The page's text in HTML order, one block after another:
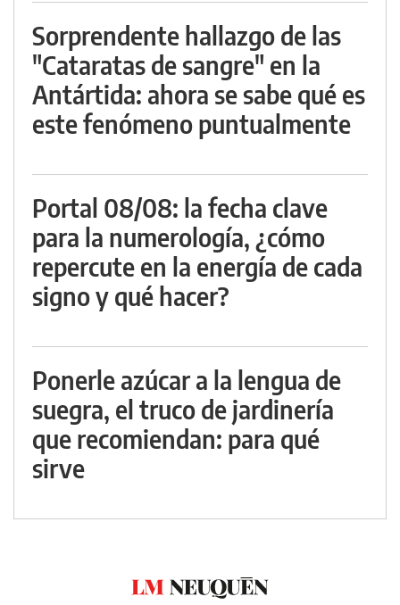
Sorprendente hallazgo de las
"Cataratas de sangre" en la
Antártida: ahora se sabe qué es
este fenómeno puntualmente
Portal 08/08: la fecha clave
para la numerología, ¿cómo
repercute en la energía de cada
signo y qué hacer?
Ponerle azúcar a la lengua de
suegra, el truco de jardinería
que recomiendan: para qué
sirve